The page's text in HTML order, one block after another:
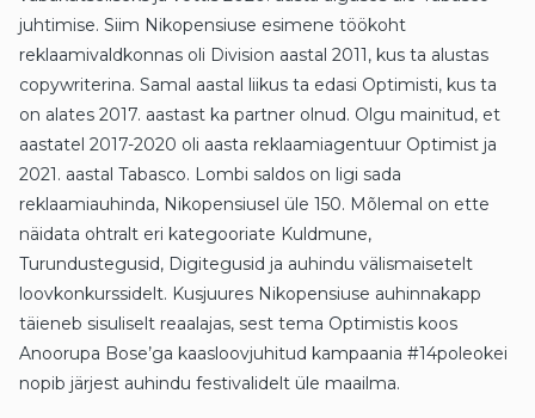
juhtimise. Siim Nikopensiuse esimene töökoht
reklaamivaldkonnas oli Division aastal 2011, kus ta alustas
copywriterina. Samal aastal liikus ta edasi Optimisti, kus ta
on alates 2017. aastast ka partner olnud. Olgu mainitud, et
aastatel 2017-2020 oli aasta reklaamiagentuur Optimist ja
2021. aastal Tabasco. Lombi saldos on ligi sada
reklaamiauhinda, Nikopensiusel üle 150. Mõlemal on ette
näidata ohtralt eri kategooriate Kuldmune,
Turundustegusid, Digitegusid ja auhindu välismaisetelt
loovkonkurssidelt. Kusjuures Nikopensiuse auhinnakapp
täieneb sisuliselt reaalajas, sest tema Optimistis koos
Anoorupa Bose’ga kaasloovjuhitud kampaania #14poleokei
nopib järjest auhindu festivalidelt üle maailma.